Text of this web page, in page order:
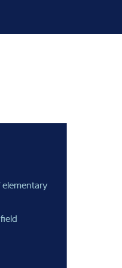
elementary